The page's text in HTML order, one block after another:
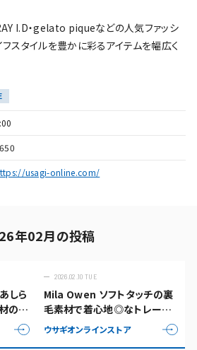
I.D・gelato piqueなどの人気ファッシ
フスタイルを豊かに彩るアイテムを幅広く
usagi-online.com/
年02月の投稿
しら
のロ
ニッ
2026.02.10 TUE
Mila Owen ソフトタッチの裏
毛素材で着心地◎なトレーナ
ー✨
ウサギオンラインストア